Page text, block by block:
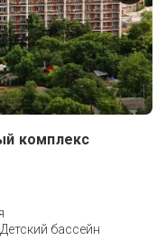
комплекс
бассейн